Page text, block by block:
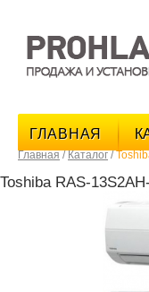
ГЛАВНАЯ
Главная / Каталог /
Toshiba RAS-